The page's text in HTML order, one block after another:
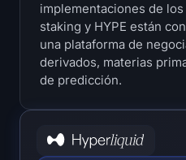
Liquidations
Todas las Liquidations
Mapa de calor de ETH
implementaciones de
staking y HYPE están
una plataforma de
derivados, materias
de predicción.